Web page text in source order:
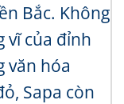
Bắc. Không
vĩ của đỉnh
văn hóa
Sapa còn